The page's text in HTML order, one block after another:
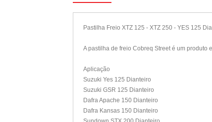
Pastilha Freio XTZ 125 - XTZ 250 - YES 125
A pastilha de freio Cobreq Street é um
Aplicação
Suzuki Yes 125 Dianteiro
Suzuki GSR 125 Dianteiro
Dafra Apache 150 Dianteiro
Dafra Kansas 150 Dianteiro